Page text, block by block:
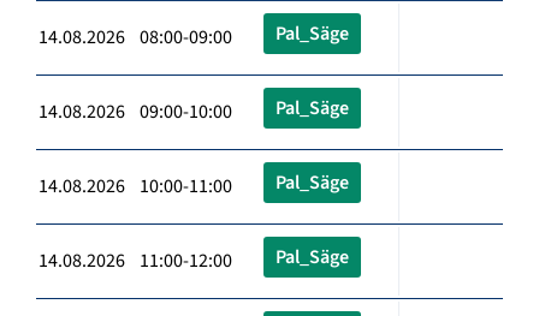
14.08.2026 08:00-09:00 Pal_Säge
14.08.2026 09:00-10:00 Pal_Säge
14.08.2026 10:00-11:00 Pal_Säge
14.08.2026 11:00-12:00 Pal_Säge